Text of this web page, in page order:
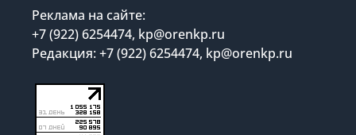
Реклама на сайте:
+7 (922) 6254474, kp@orenkp.ru
Редакция: +7 (922) 6254474, kp@orenkp.ru